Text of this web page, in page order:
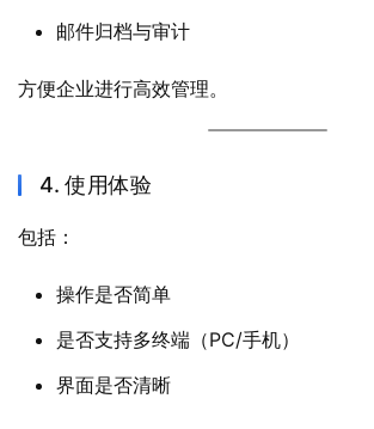
邮件归档与审计
方便企业进行高效管理。
4. 使用体验
包括：
操作是否简单
是否支持多终端（PC/手机）
界面是否清晰